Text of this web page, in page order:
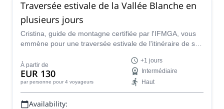
Traversée estivale de la Vallée Blanche en
plusieurs jours
Cristina, guide de montagne certifiée par l'IFMGA, vous
emmène pour une traversée estivale de l'itinéraire de ski
Partez pour une journée, ou planifiez avec elle un
programme de plusieurs jours incluant d'autres grands
itinéraires de la région.
À partir de
EUR 130
par personne pour 4 voyageurs
+1 jours
Intermédiaire
Haut
Availability: